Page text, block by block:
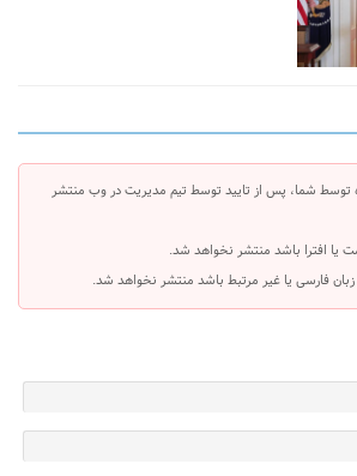
توسط شما، پس از تایید توسط تیم مدیریت در وب منتشر
یا افترا باشد منتشر نخواهد شد.
زبان فارسی یا غیر مرتبط باشد منتشر نخواهد شد.